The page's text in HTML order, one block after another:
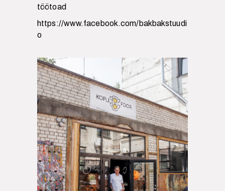
töötoad
https://www.facebook.com/bakbakstuudi
o